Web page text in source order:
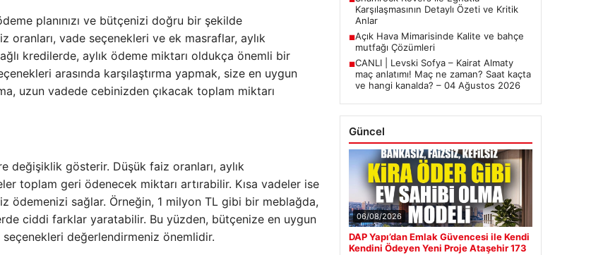
planınızı ve bütçenizi doğru bir şekilde
oranları, vade seçenekleri ve ek masraflar, aylık
kredilerde, aylık ödeme miktarı oldukça önemli bir
arasında karşılaştırma yapmak, size en uygun
uzun vadede cebinizden çıkacak toplam miktarı
değişiklik gösterir. Düşük faiz oranları, aylık
toplam geri ödenecek miktarı artırabilir. Kısa vadeler ise
ödemenizi sağlar. Örneğin, 1 milyon TL gibi bir meblağda,
ciddi farklar yaratabilir. Bu yüzden, bütçenize en uygun
değerlendirmeniz önemlidir.
Karşılaşmasının Detaylı Özeti ve Kritik
Anlar
■Açık Hava Mimarisinde Kalite ve bahçe
mutfağı Çözümleri
■CANLI | Levski Sofya – Kairat Almaty
maç anlatımı! Maç ne zaman? Saat kaçta
ve hangi kanalda? – 04 Ağustos 2026
Güncel
06/08/2026
DAP Yapı’dan Emlak Güvencesi ile Kendi
Kendini Ödeyen Yeni Proje Ataşehir 173